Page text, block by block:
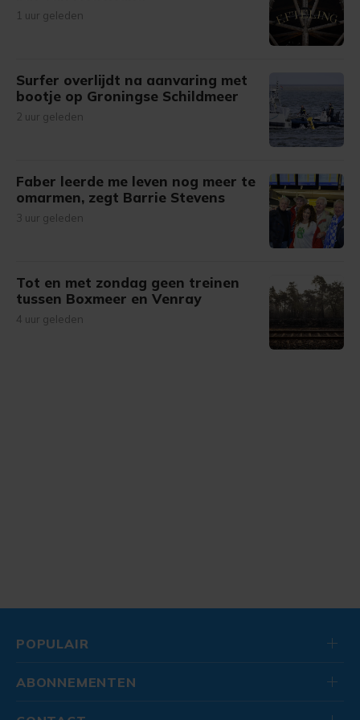
1 uur geleden
Surfer overlijdt na aanvaring met
bootje op Groningse Schildmeer
2 uur geleden
Faber leerde me leven nog meer te
omarmen, zegt Barrie Stevens
3 uur geleden
Tot en met zondag geen treinen
tussen Boxmeer en Venray
4 uur geleden
POPULAIR
ABONNEMENTEN